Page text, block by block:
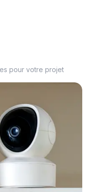
pour votre projet